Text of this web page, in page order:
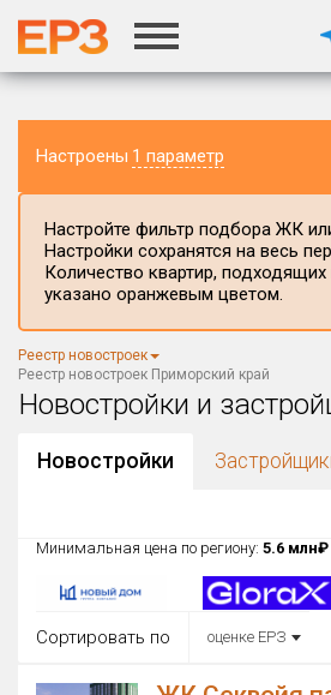
Настроены 1 параметр
Регион ЖК
Приморский край
Район в регионе
Все
Все
Район в городе
Настройте фильтр подбора ЖК
Настройки сохранятся на весь
Количество квартир,
указано оранжевым цветом.
Реестр новостроек
Реестр новостроек Приморский край
Новостройки и
Новостройки
Минимальная цена по региону: 5.6 млн₽
Сортировать по оценке ЕРЗ